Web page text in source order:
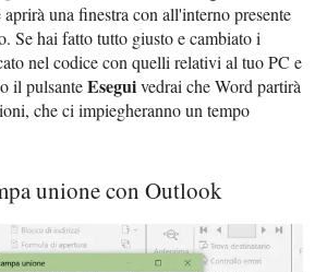
aprirà una finestra con all'interno presente
Se hai fatto tutto giusto e cambiato i
nel codice con quelli relativi al tuo PC e
il pulsanteEseguivedrai che Word partirà
che ci impiegheranno un tempo
unione con Outlook